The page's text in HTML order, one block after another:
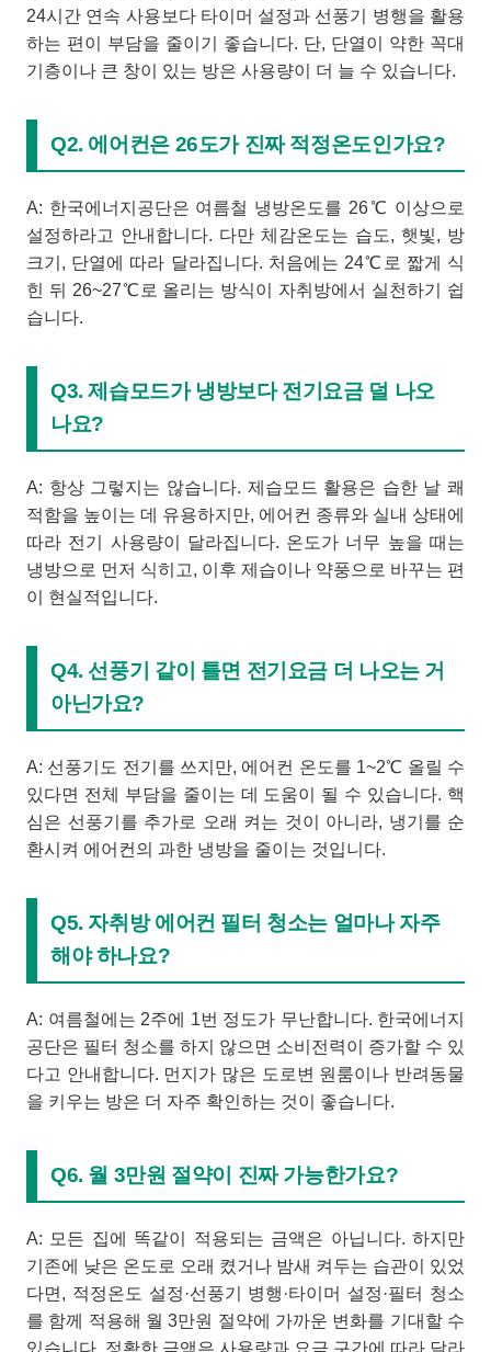
24시간 연속 사용보다 타이머 설정과 선풍기 병행을 활용
하는 편이 부담을 줄이기 좋습니다. 단, 단열이 약한 꼭대
기층이나 큰 창이 있는 방은 사용량이 더 늘 수 있습니다.
Q2. 에어컨은 26도가 진짜 적정온도인가요?
A: 한국에너지공단은 여름철 냉방온도를 26℃ 이상으로
설정하라고 안내합니다. 다만 체감온도는 습도, 햇빛, 방
크기, 단열에 따라 달라집니다. 처음에는 24℃로 짧게 식
힌 뒤 26~27℃로 올리는 방식이 자취방에서 실천하기 쉽
습니다.
Q3. 제습모드가 냉방보다 전기요금 덜 나오
나요?
A: 항상 그렇지는 않습니다. 제습모드 활용은 습한 날 쾌
적함을 높이는 데 유용하지만, 에어컨 종류와 실내 상태에
따라 전기 사용량이 달라집니다. 온도가 너무 높을 때는
냉방으로 먼저 식히고, 이후 제습이나 약풍으로 바꾸는 편
이 현실적입니다.
Q4. 선풍기 같이 틀면 전기요금 더 나오는 거
아닌가요?
A: 선풍기도 전기를 쓰지만, 에어컨 온도를 1~2℃ 올릴 수
있다면 전체 부담을 줄이는 데 도움이 될 수 있습니다. 핵
심은 선풍기를 추가로 오래 켜는 것이 아니라, 냉기를 순
환시켜 에어컨의 과한 냉방을 줄이는 것입니다.
Q5. 자취방 에어컨 필터 청소는 얼마나 자주
해야 하나요?
A: 여름철에는 2주에 1번 정도가 무난합니다. 한국에너지
공단은 필터 청소를 하지 않으면 소비전력이 증가할 수 있
다고 안내합니다. 먼지가 많은 도로변 원룸이나 반려동물
을 키우는 방은 더 자주 확인하는 것이 좋습니다.
Q6. 월 3만원 절약이 진짜 가능한가요?
A: 모든 집에 똑같이 적용되는 금액은 아닙니다. 하지만
기존에 낮은 온도로 오래 켰거나 밤새 켜두는 습관이 있었
다면, 적정온도 설정·선풍기 병행·타이머 설정·필터 청소
를 함께 적용해 월 3만원 절약에 가까운 변화를 기대할 수